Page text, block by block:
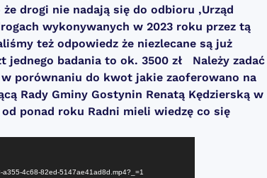
drogi nie nadają się do odbioru ,Urząd
wykonywanych w 2023 roku przez tą
też odpowiedz że niezlecane są już
jednego badania to ok. 3500 zł
Należy zadać
porównaniu do kwot jakie zaoferowano na
Rady Gminy Gostynin Renatą Kędzierską w
ponad roku Radni mieli wiedzę co się
4c68-82ed-5147ae41ad8d.mp4?_=1